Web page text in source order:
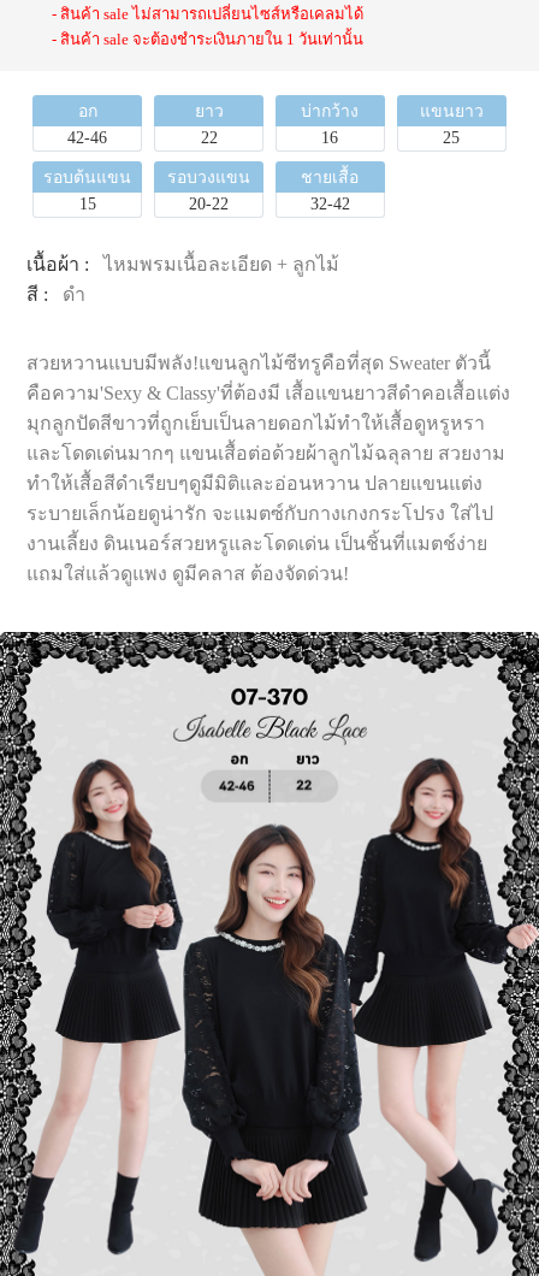
- สินค้า sale ไม่สามารถเปลี่ยนไซส์หรือเคลมได้
- สินค้า sale จะต้องชำระเงินภายใน 1 วันเท่านั้น
อก
42-46
ยาว
22
บ่ากว้าง
16
แขนยาว
25
รอบต้นแขน
15
รอบวงแขน
20-22
ชายเสื้อ
32-42
เนื้อผ้า :ไหมพรมเนื้อละเอียด + ลูกไม้
สี : ดำ
สวยหวานแบบมีพลัง!แขนลูกไม้ซีทรูคือที่สุด Sweater ตัวนี้
คือความ'Sexy & Classy'ที่ต้องมี เสื้อแขนยาวสีดำคอเสื้อแต่ง
มุกลูกปัดสีขาวที่ถูกเย็บเป็นลายดอกไม้ทำให้เสื้อดูหรูหรา
และโดดเด่นมากๆ แขนเสื้อต่อด้วยผ้าลูกไม้ฉลุลาย สวยงาม
ทำให้เสื้อสีดำเรียบๆดูมีมิติและอ่อนหวาน ปลายแขนแต่ง
ระบายเล็กน้อยดูน่ารัก จะแมตซ์กับกางเกงกระโปรง ใส่ไป
งานเลี้ยง ดินเนอร์สวยหรูและโดดเด่น เป็นชิ้นที่แมตช์ง่าย
แถมใส่แล้วดูแพง ดูมีคลาส ต้องจัดด่วน!